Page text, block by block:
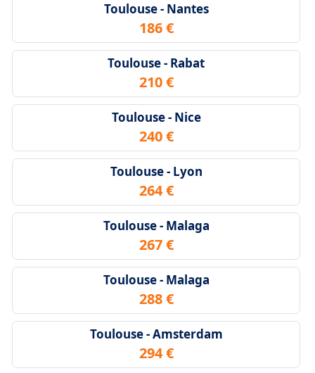
Toulouse - Nantes
186 €
Toulouse - Rabat
210 €
Toulouse - Nice
240 €
Toulouse - Lyon
264 €
Toulouse - Malaga
267 €
Toulouse - Malaga
288 €
Toulouse - Amsterdam
294 €